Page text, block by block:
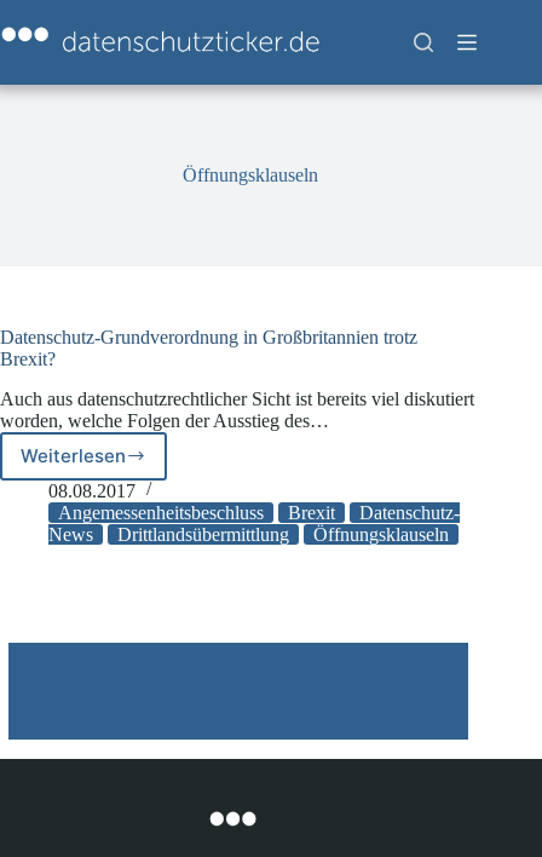
Inhalt
springen
Öffnungsklauseln
Datenschutz-Grundverordnung in Großbritannien trotz
Brexit?
Auch aus datenschutzrechtlicher Sicht ist bereits viel diskutiert
worden, welche Folgen der Ausstieg des…
WeiterlesenDatenschutz-
Grundverordnung
in
Großbritannien
08.08.2017
Angemessenheitsbeschluss
Brexit
Datenschutz-
News
Drittlandsübermittlung Öffnungsklauseln